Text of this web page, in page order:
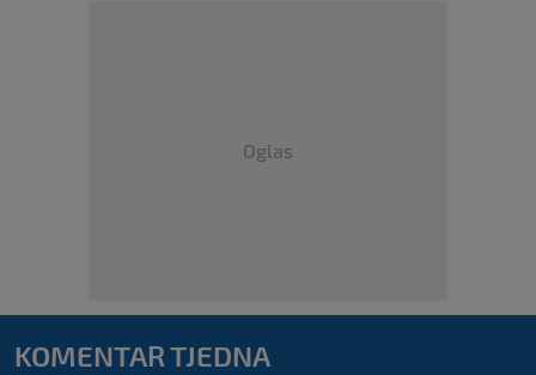
Oglas
KOMENTAR TJEDNA